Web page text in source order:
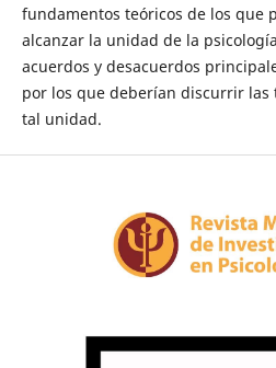
fundamentos teóricos de los que
alcanzar la unidad de la
acuerdos y desacuerdos
por los que deberían discurrir las
tal unidad.